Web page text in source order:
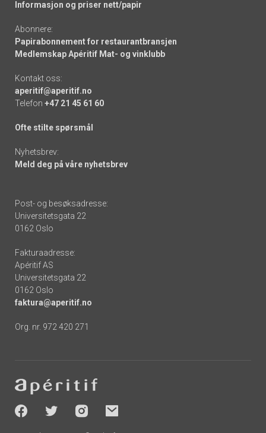
Informasjon og priser nett/papir
Abonnere:
Papirabonnement for restaurantbransjen
Medlemskap Apéritif Mat- og vinklubb
Kontakt oss:
aperitif@aperitif.no
Telefon +47 21 45 61 60
Ofte stilte spørsmål
Nyhetsbrev:
Meld deg på våre nyhetsbrev
Post- og besøksadresse:
Universitetsgata 22
0162 Oslo
Fakturaadresse:
Apéritif AS
Universitetsgata 22
0162 Oslo
faktura@aperitif.no
Org. nr. 972 420 271
-
socials